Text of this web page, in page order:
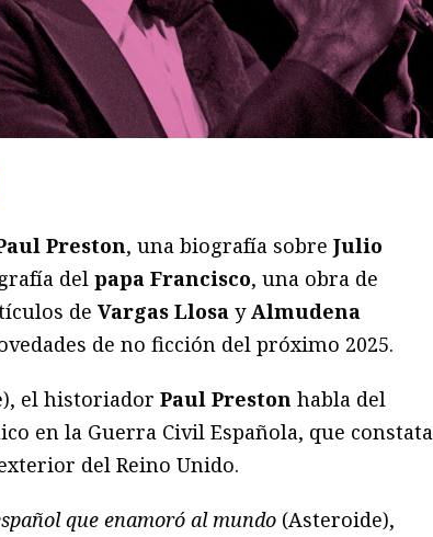
Preston, una biografía sobre Julio
del papa Francisco, una obra de
de Vargas Llosa yAlmudena
de no ficción del próximo 2025.
el historiador Paul Preston habla del
en la Guerra Civil Española, que constata
del Reino Unido.
que enamoró al mundo (Asteroide),